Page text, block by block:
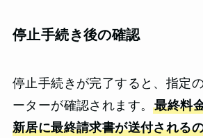
停止手続き後の確認
停止手続きが完了すると、指定
ーターが確認されます。最終料
新居に最終請求書が送付される